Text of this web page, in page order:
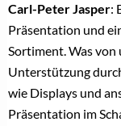
Carl-Peter Jasper:
Präsentation und
Sortiment. Was
Unterstützung
wie Displays und
Präsentation im